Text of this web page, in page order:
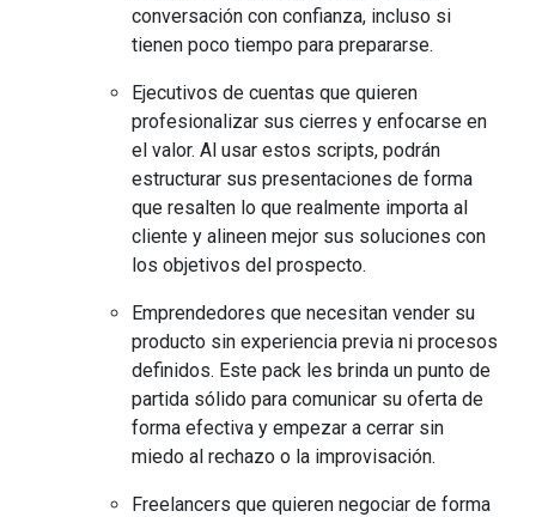
conversación con confianza, incluso si
tienen poco tiempo para prepararse.
Ejecutivos de cuentas que quieren
profesionalizar sus cierres y enfocarse en
el valor. Al usar estos scripts, podrán
estructurar sus presentaciones de forma
que resalten lo que realmente importa al
cliente y alineen mejor sus soluciones con
los objetivos del prospecto.
Emprendedores que necesitan vender su
producto sin experiencia previa ni procesos
definidos. Este pack les brinda un punto de
partida sólido para comunicar su oferta de
forma efectiva y empezar a cerrar sin
miedo al rechazo o la improvisación.
Freelancers que quieren negociar de forma